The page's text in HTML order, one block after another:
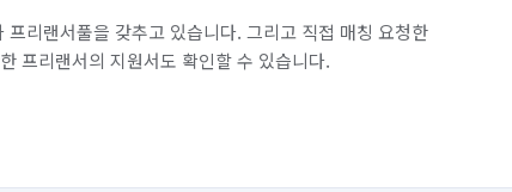
리랜서풀을 갖추고 있습니다. 그리고 직접 매칭 요청한
프리랜서의 지원서도 확인할 수 있습니다.